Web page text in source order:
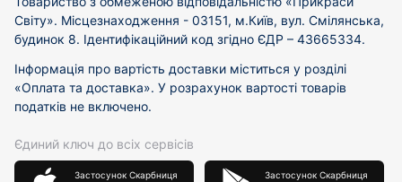
Світу». Місцезнаходження - 03151, м.Київ, вул. Смілянська,
будинок 8. Ідентифікаційний код згідно ЄДР – 43665334.
Інформація про вартість доставки міститься у розділі
«Оплата та доставка». У розрахунок вартості товарів
податків не включено.
Єдиний ключ до всіх сервісів
Застосунок Скарбниця Застосунок Скарбниця